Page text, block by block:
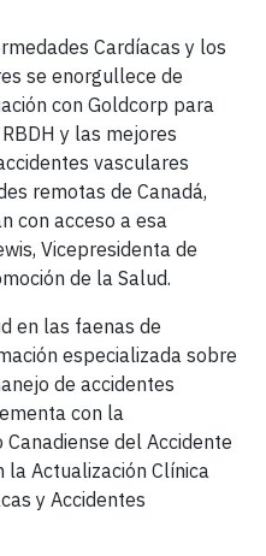
Cardíacas y los
se enorgullece de
con Goldcorp para
y las mejores
vasculares
remotas de Canadá,
con acceso a esa
Vicepresidenta de
de la Salud.
en las faenas de
especializada sobre
de accidentes
con la
del Accidente
Actualización Clínica
y Accidentes